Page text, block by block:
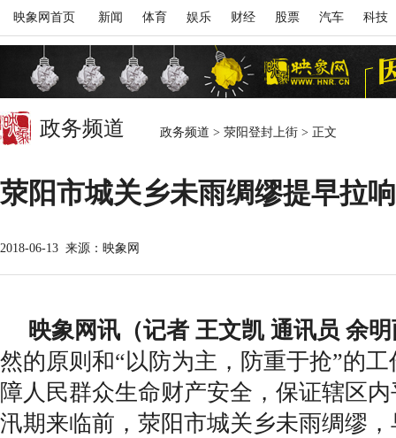
映象网首页 新闻 体育 娱乐 财经 股票 汽车 科技
政务频道 政务频道 > 荥阳登封上街 > 正文
荥阳市城关乡未雨绸缪提早拉
2018-06-13 来源：映象网
映象网讯（记者 王文凯 通讯员 余
然的原则和“以防为主，防重于抢”的
障人民群众生命财产安全，保证辖区
汛期来临前，荥阳市城关乡未雨绸缪